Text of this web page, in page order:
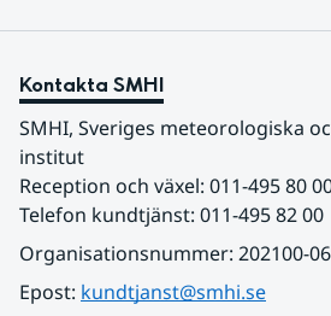
Kontakta SMHI
SMHI, Sveriges meteorologiska
institut
Reception och växel: 011-495 80
Telefon kundtjänst: 011-495 82 00
Organisationsnummer: 202100-
Epost: kundtjanst@smhi.se